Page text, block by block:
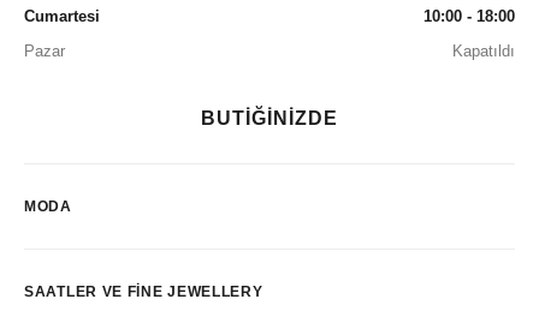
Cumartesi
10:00 - 18:00
Pazar
Kapatıldı
BUTİĞİNİZDE
MODA
SAATLER VE FINE JEWELLERY